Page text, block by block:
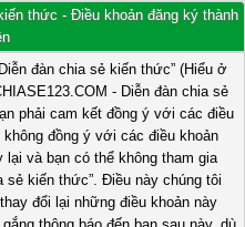
thức - Điều khoản đăng ký thành
đàn chia sẻ kiến thức” (Hiểu ở
- Diễn đàn chia sẻ
phải cam kết đồng ý với các điều
đồng ý với các điều khoản
và bạn có thể không tham gia
sẻ kiến thức”. Điều này chúng tôi
đổi lại những điều khoản này